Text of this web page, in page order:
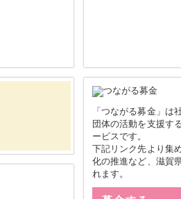
「つながる募金」は
団体の活動を支援す
ービスです。
下記リンク先より集
化の推進など、滋賀
れます。